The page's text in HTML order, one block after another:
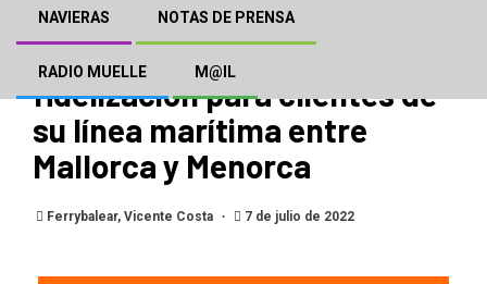
NAVIERAS NOTAS DE PRENSA
RADIO MUELLE M@IL
MENORCA LINES pone en
marcha el nuevo Club de
fidelización para clientes de
su línea marítima entre
Mallorca y Menorca
Ferrybalear, Vicente Costa 7 de julio de 2022